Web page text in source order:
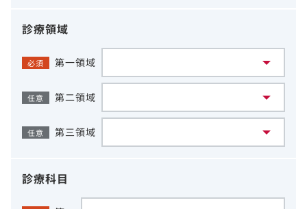
診療領域
必須 第一領域
任意 第二領域
任意 第三領域
診療科目